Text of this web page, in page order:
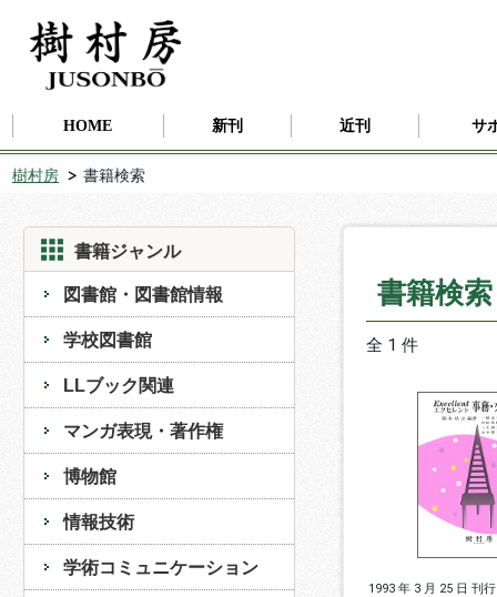
HOME 新刊 近刊 サ
樹村房 書籍検索
書籍ジャンル
図書館・図書館情報
学校図書館
LLブック関連
マンガ表現・著作権
博物館
情報技術
学術コミュニケーション
書籍検
全 1 件
1993 年 3 月 25 日 刊行